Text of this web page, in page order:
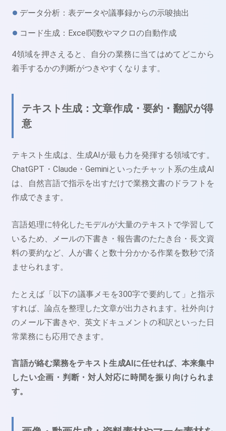
データ分析：表データや議事録からの示唆抽出
コード生成：Excel関数やマクロの自動作成
4領域を押さえると、自分の業務に当てはめてどこから
着手するかの判断がつきやすくなります。
テキスト生成：文章作成・要約・翻訳が得
意
テキスト生成は、生成AIが最も力を発揮する領域です。
ChatGPT・Claude・Geminiといったチャット系の生成AI
は、自然言語で指示を出すだけで業務文書のドラフトを
作成できます。
言語処理に特化したモデルが大量のテキストで学習して
いるため、メールの下書き・報告書のたたき台・長文資
料の要約など、人が書くと数十分かかる作業を数秒で済
ませられます。
たとえば「以下の議事メモを300字で要約して」と指示
すれば、論点を整理した文章が出力されます。社外向け
のメール下書きや、英文ドキュメントの和訳といった日
常業務にも応用できます。
言語が絡む業務をテキスト生成AIに任せれば、本来集中
したい企画・判断・対人対応に時間を振り向けられま
す。